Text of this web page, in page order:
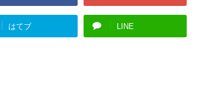
はてブ LINE